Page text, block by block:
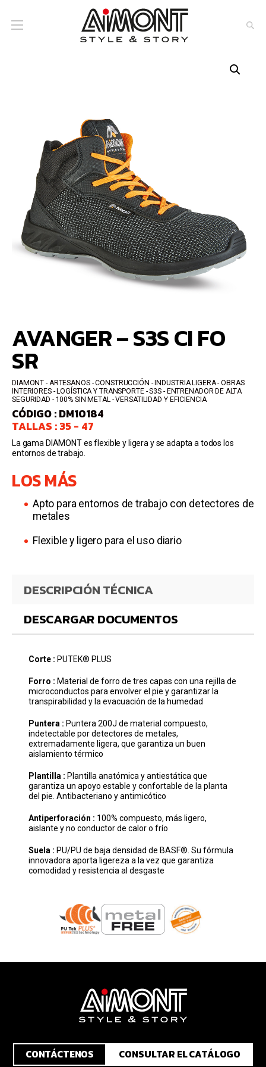
AVANGER – S3S CI FO
SR
CÓDIGO : DM10184
TALLAS : 35 - 47
La gama DIAMONT es flexible y ligera y se adapta a todos los
entornos de trabajo.
LOS MÁS
Apto para entornos de trabajo con detectores de
metales
Flexible y ligero para el uso diario
DIAMONT
ARTESANOS - CONSTRUCCIÓN - INDUSTRIA LIGERA - OBRAS
INTERIORES - LOGÍSTICA Y TRANSPORTE
S3S
ENTRENADOR DE ALTA
SEGURIDAD
100% SIN METAL - VERSATILIDAD Y EFICIENCIA
DESCRIPCIÓN TÉCNICA
DESCARGAR DOCUMENTOS
Corte : PUTEK® PLUS
Forro : Material de forro de tres capas con una rejilla de
microconductos para envolver el pie y garantizar la
transpirabilidad y la evacuación de la humedad
Puntera : Puntera 200J de material compuesto,
indetectable por detectores de metales,
extremadamente ligera, que garantiza un buen
aislamiento térmico
Plantilla : Plantilla anatómica y antiestática que
garantiza un apoyo estable y confortable de la planta
del pie. Antibacteriano y antimicótico
Antiperforación : 100% compuesto, más ligero,
aislante y no conductor de calor o frío
Suela : PU/PU de baja densidad de BASF®. Su fórmula
innovadora aporta ligereza a la vez que garantiza
comodidad y resistencia al desgaste
CONTÁCTENOS CONSULTAR EL CATÁLOGO